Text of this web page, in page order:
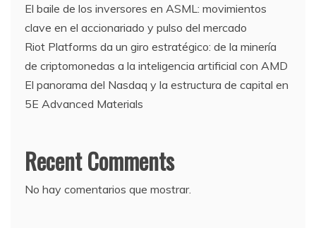
El baile de los inversores en ASML: movimientos
clave en el accionariado y pulso del mercado
Riot Platforms da un giro estratégico: de la minería
de criptomonedas a la inteligencia artificial con AMD
El panorama del Nasdaq y la estructura de capital en
5E Advanced Materials
Recent Comments
No hay comentarios que mostrar.